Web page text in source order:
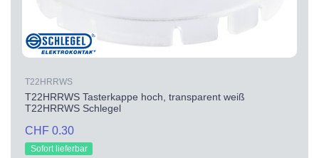
T22HRRWS
T22HRRWS Tasterkappe hoch, transparent weiß
T22HRRWS Schlegel
CHF 0.30
Sofort lieferbar